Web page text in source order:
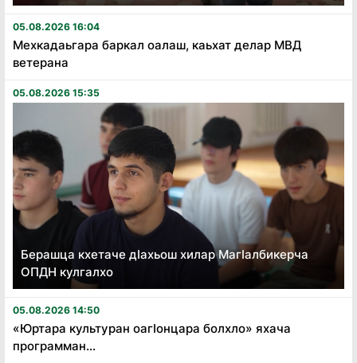
05.08.2026 16:04
Мехкадаьгара баркал оалаш, каьхат делар МВД
ветерана
05.08.2026 15:35
Берашца кхетаче дӏахьош хилар Магӏалбикерча
ОПДН кулгалхо
05.08.2026 14:50
«Юртара культуран оагӏонцара болхло» яхача
программан...